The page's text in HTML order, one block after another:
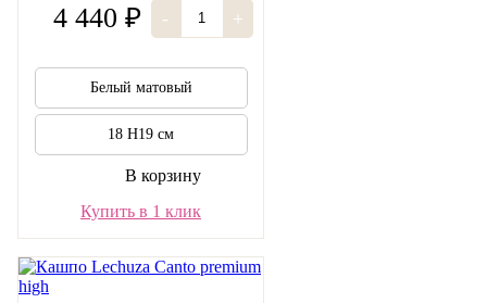
4 440 ₽ - +
Белый матовый
18 H19 см
В корзину
Купить в 1 клик